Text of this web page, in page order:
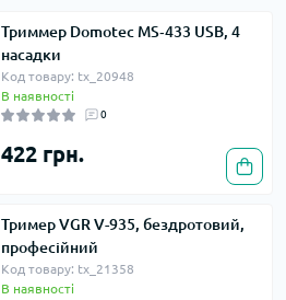
Триммер Domotec MS‑433 USB, 4
насадки
Код товару: tx_20948
В наявності
0
422 грн.
Тример VGR V-935, бездротовий,
професійний
Код товару: tx_21358
В наявності